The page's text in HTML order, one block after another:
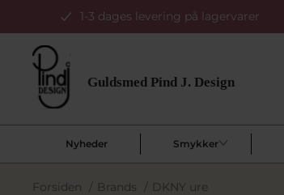
1-3 dages levering på lagervarer
Nyheder Smykker
Forsiden / Brands / DKNY ure